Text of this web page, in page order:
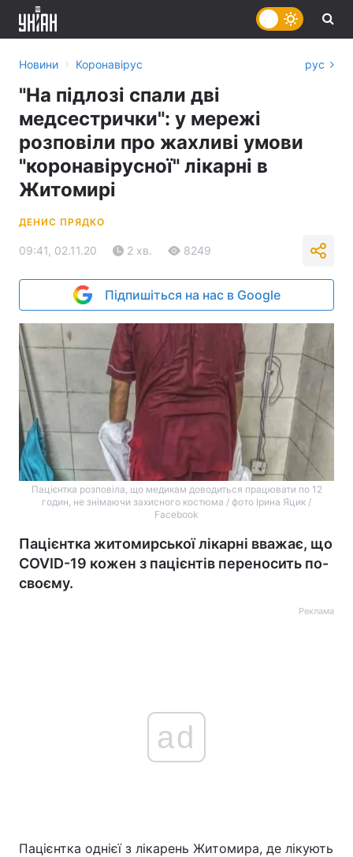
Економіка Світ
Новини › Коронавірус рус
"На підлозі спали дві
медсестрички": у мережі
розповіли про жахливі умови
"коронавірусної" лікарні в
Житомирі
ДЕНИС ПРЯДКО
09:41, 02.11.20 2 хв. 8249
Підпишіться на нас в Google
Пацієнтка розповіла, що медикам доводиться працювати по 12
годин, не знімаючи захисного костюма / фото Ірина Яцик /
Facebook
Пацієнтка житомирської лікарні вважає, що
COVID-19 кожен з пацієнтів переносить по-
своєму.
Реклама
ad
Пацієнтка однієї з лікарень Житомира, де лікують